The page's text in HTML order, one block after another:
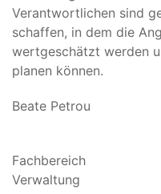
Verantwortlichen sind
schaffen, in dem die
wertgeschätzt werden
planen können.
Beate
11.
Fachbereich